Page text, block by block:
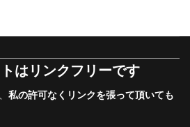
は リンクフリーです
私の許可なくリンクを張って頂いても